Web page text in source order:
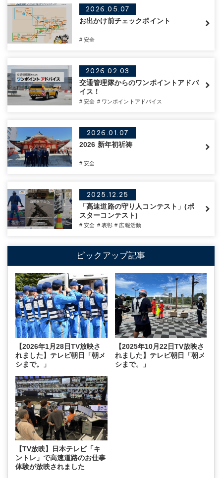
2026.05.07
お出かけ前チェックポイント
# 安全
2026.02.03
交通管理隊からのワンポイントアドバ
イス！
# 安全 # ワンポイントアドバイス
2026.01.07
2026 新年初祈祷
# 安全
2025.12.25
「高速道路の守り人コンテスト」(ポ
スターコンテスト)
# 安全 # 表彰 # 広報活動
ピックアップ記事
【2026年1月28日TV放映さ
れました】テレビ朝日「朝メ
シまで。」
【2025年10月22日TV放映さ
れました】テレビ朝日「朝メ
シまで。」
【TV放映】日本テレビ「キ
ントレ」で高速道路のお仕事
体験が放映されました